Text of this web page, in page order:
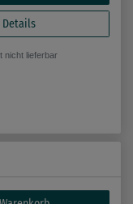
Details
nicht lieferbar